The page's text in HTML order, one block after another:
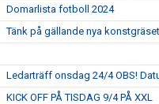
Domarlista fotboll 2024
Tänk på gällande nya
Ledarträff onsdag 24/4 OBS!
KICK OFF PÅ TISDAG 9/4 PÅ XXL